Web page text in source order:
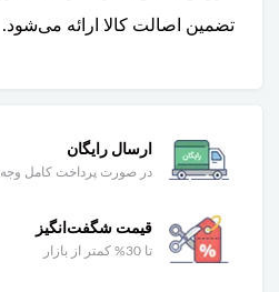
تضمین اصالت کالا ارائه می‌شود.
ارسال رایگان
در صورت پرداخت کامل وجه
قیمت شگفت‌انگیز
تا 30% کمتر از بازار